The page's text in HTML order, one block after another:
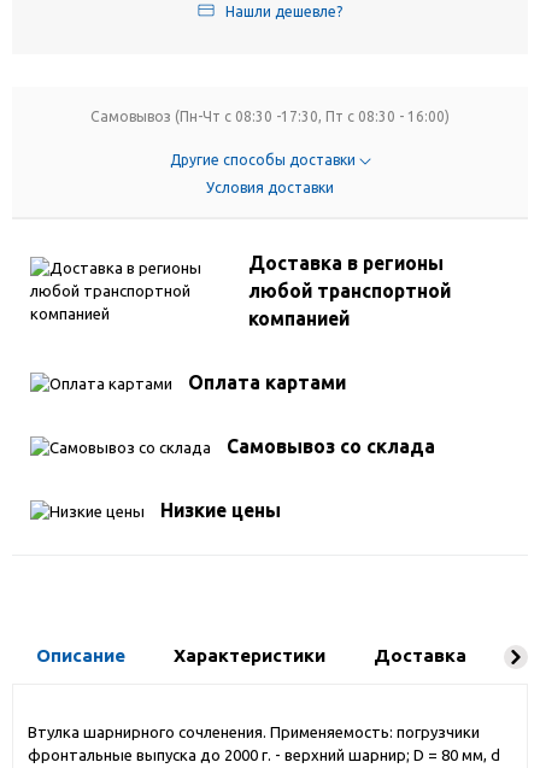
Нашли дешевле?
Самовывоз (Пн-Чт с 08:30 -17:30, Пт с 08:30 - 16:00)
Другие способы доставки
Условия доставки
Доставка в регионы
любой транспортной
компанией
Оплата картами
Самовывоз со склада
Низкие цены
Описание Характеристики Доставка
Втулка шарнирного сочленения. Применяемость: погрузчики
фронтальные выпуска до 2000 г. - верхний шарнир; D = 80 мм, d